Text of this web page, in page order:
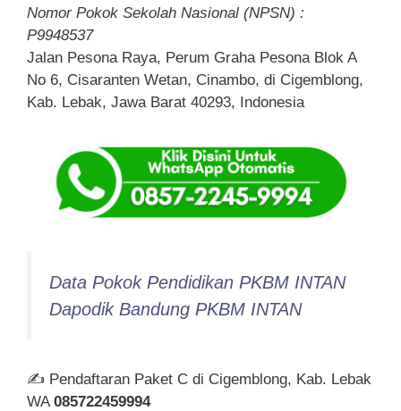
Nomor Pokok Sekolah Nasional (NPSN) :
P9948537
Jalan Pesona Raya, Perum Graha Pesona Blok A
No 6, Cisaranten Wetan, Cinambo, di Cigemblong,
Kab. Lebak, Jawa Barat 40293, Indonesia
Data Pokok Pendidikan PKBM INTAN
Dapodik Bandung PKBM INTAN
✍ Pendaftaran Paket C di Cigemblong, Kab. Lebak
WA 085722459994